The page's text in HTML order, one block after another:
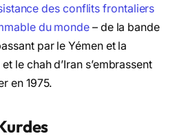
des conflits frontaliers
du monde– de la bande
par le Yémen et la
le chah d’Iran s’embrassent
en 1975.